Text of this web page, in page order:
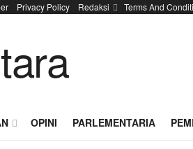
Privacy Policy Redaksi Terms And
OPINI PARLEMENTARIA